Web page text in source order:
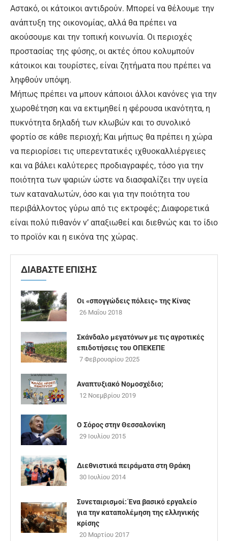
Αστακό, οι κάτοικοι αντιδρούν. Μπορεί να θέλουμε την
ανάπτυξη της οικονομίας, αλλά θα πρέπει να
ακούσουμε και την τοπική κοινωνία. Οι περιοχές
προστασίας της φύσης, οι ακτές όπου κολυμπούν
κάτοικοι και τουρίστες, είναι ζητήματα που πρέπει να
ληφθούν υπόψη.
Μήπως πρέπει να μπουν κάποιοι άλλοι κανόνες για την
χωροθέτηση και να εκτιμηθεί η φέρουσα ικανότητα, η
πυκνότητα δηλαδή των κλωβών και το συνολικό
φορτίο σε κάθε περιοχή; Και μήπως θα πρέπει η χώρα
να περιορίσει τις υπερεντατικές ιχθυοκαλλιέργειες
και να βάλει καλύτερες προδιαγραφές, τόσο για την
ποιότητα των ψαριών ώστε να διασφαλίζει την υγεία
των καταναλωτών, όσο και για την ποιότητα του
περιβάλλοντος γύρω από τις εκτροφές; Διαφορετικά
είναι πολύ πιθανόν ν’ απαξιωθεί και διεθνώς και το ίδιο
το προϊόν και η εικόνα της χώρας.
ΔΙΑΒΑΣΤΕ ΕΠΙΣΗΣ
Οι «σπογγώδεις πόλεις» της Κίνας
26 Μαΐου 2018
Σκάνδαλο μεγατόνων με τις αγροτικές
επιδοτήσεις του ΟΠΕΚΕΠΕ
7 Φεβρουαρίου 2025
Αναπτυξιακό Νομοσχέδιο;
12 Νοεμβρίου 2019
Ο Σόρος στην Θεσσαλονίκη
29 Ιουλίου 2015
Διεθνιστικά πειράματα στη Θράκη
30 Ιουλίου 2014
Συνεταιρισμοί: Ένα βασικό εργαλείο
για την καταπολέμηση της ελληνικής
κρίσης
20 Μαρτίου 2017